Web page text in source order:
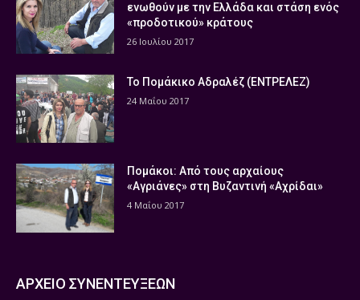
ενωθούν με την Ελλάδα και στάση ενός
«προδοτικού» κράτους
26 Ιουλίου 2017
Το Πομάκικο Αδραλέζ (ΕΝΤΡΕΛΕΖ)
24 Μαΐου 2017
Πομάκοι: Από τους αρχαίους
«Αγριάνες» στη Βυζαντινή «Αχρίδαι»
4 Μαΐου 2017
ΑΡΧΕΙΟ ΣΥΝΕΝΤΕΥΞΕΩΝ